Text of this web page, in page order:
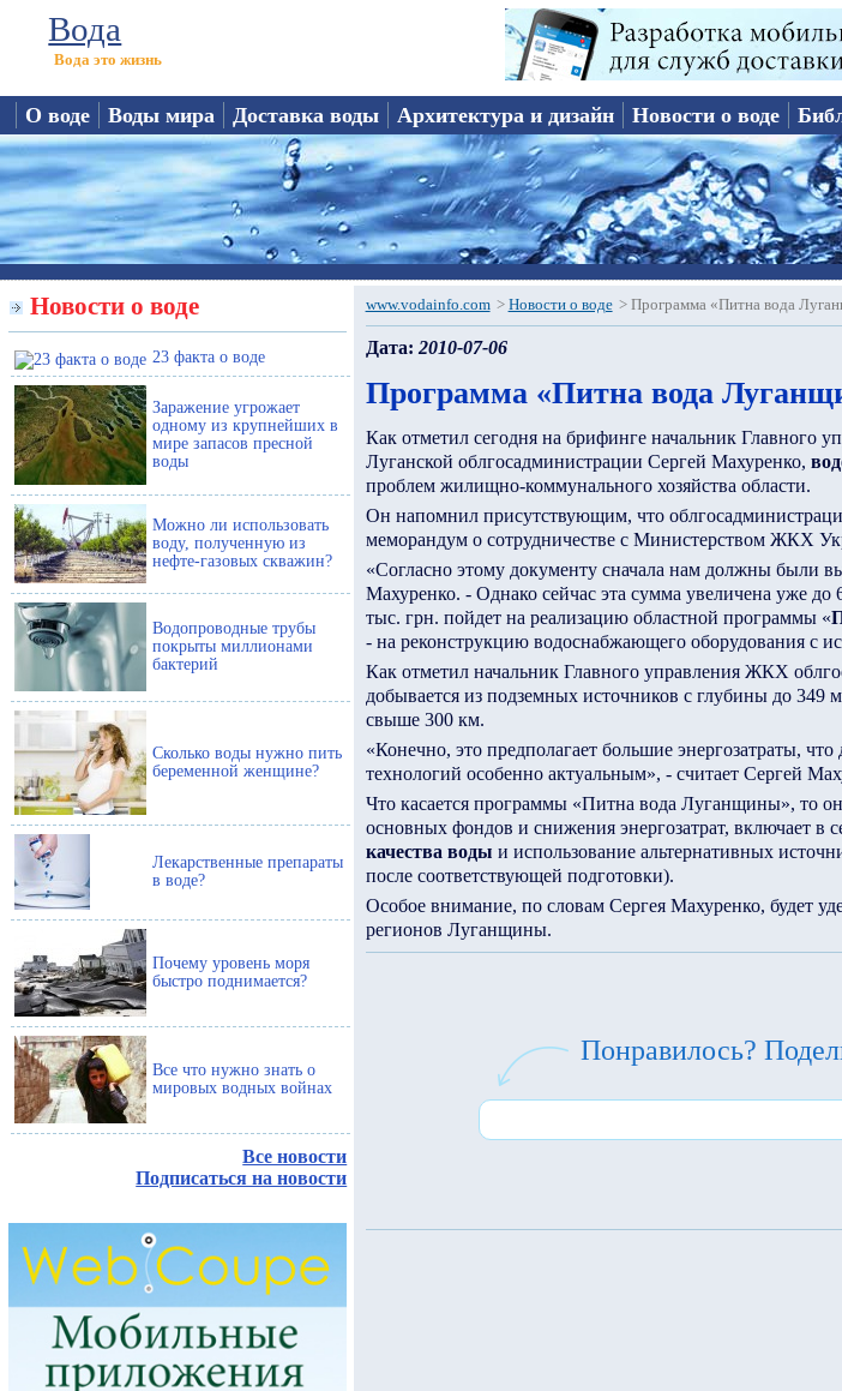
Вода
Вода это жизнь
О воде Воды мира Доставка воды Архитектура и дизайн Новости о воде
Новости о воде
23 факта о воде
Заражение угрожает
одному из крупнейших в
мире запасов пресной
воды
Можно ли использовать
воду, полученную из
нефте-газовых скважин?
Водопроводные трубы
покрыты миллионами
бактерий
Сколько воды нужно пить
беременной женщине?
Лекарственные препараты
в воде?
Почему уровень моря
быстро поднимается?
Все что нужно знать о
мировых водных войнах
Все новости
Подписаться на новости
www.vodainfo.com > Новости о воде > Программа «Питна вода
Дата: 2010-07-06
Программа «Питна вода
Как отметил сегодня на брифинге начальник Главного
Луганской облгосадминистрации Сергей Махуренко,
проблем жилищно-коммунального хозяйства области.
Он напомнил присутствующим, что
меморандум о сотрудничестве с Министерством ЖКХ
«Согласно этому документу сначала нам должны были
Махуренко. - Однако сейчас эта сумма увеличена уже
тыс. грн. пойдет на реализацию областной программы «
- на реконструкцию водоснабжающего оборудования с
Как отметил начальник Главного управления ЖКХ
добывается из подземных источников с глубины до 349
свыше 300 км.
«Конечно, это предполагает большие энергозатраты,
технологий особенно актуальным», - считает Сергей
Что касается программы «Питна вода Луганщины», то
основных фондов и снижения энергозатрат, включает в
качества воды и использование альтернативных
после соответствующей подготовки).
Особое внимание, по словам Сергея Махуренко, будет
регионов Луганщины.
Понравилось?